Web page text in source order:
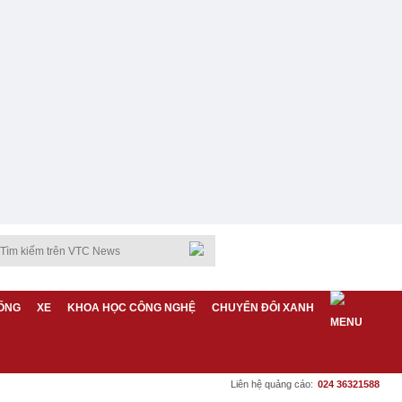
XE KHOA HỌC CÔNG NGHỆ CHUYỂN ĐỔI XANH
Liên hệ quảng cáo: 024 36321588